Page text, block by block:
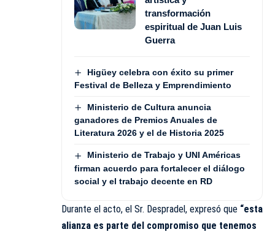
transformación
espiritual de Juan Luis
Guerra
Higüey celebra con éxito su primer
Festival de Belleza y Emprendimiento
Ministerio de Cultura anuncia
ganadores de Premios Anuales de
Literatura 2026 y el de Historia 2025
Ministerio de Trabajo y UNI Américas
firman acuerdo para fortalecer el diálogo
social y el trabajo decente en RD
Durante el acto, el Sr. Despradel, expresó que “esta
alianza es parte del compromiso que tenemos